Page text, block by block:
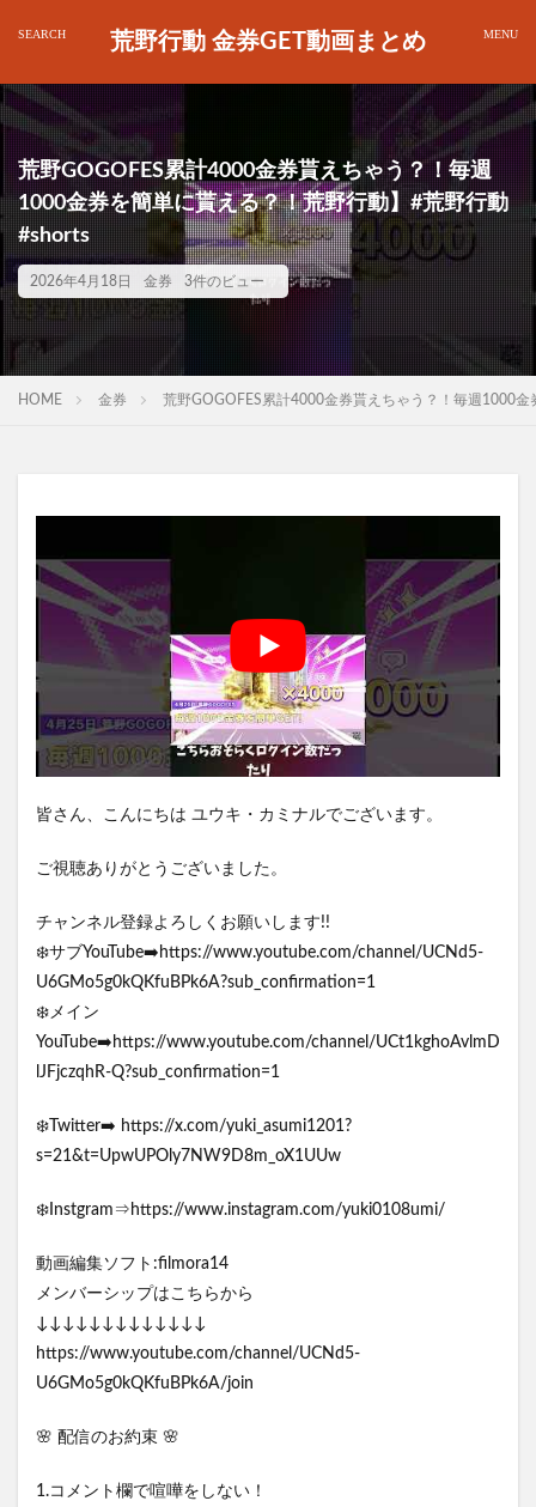
荒野行動 金券GET動画まとめ
荒野GOGOFES累計4000金券貰えちゃう？！毎週
1000金券を簡単に貰える？！荒野行動】#荒野行動
#shorts
2026年4月18日 金券 3件のビュー
HOME 金券 荒野GOGOFES累計4000金券貰えちゃう？！毎週1000
皆さん、こんにちは ユウキ・カミナルでございます。
ご視聴ありがとうございました。
チャンネル登録よろしくお願いします!!
❄️サブYouTube➡️https://www.youtube.com/channel/UCNd5-
U6GMo5g0kQKfuBPk6A?sub_confirmation=1
❄️メイン
YouTube➡️https://www.youtube.com/channel/UCt1kghoAvlmD
lJFjczqhR-Q?sub_confirmation=1
❄️Twitter➡️ https://x.com/yuki_asumi1201?
s=21&t=UpwUPOly7NW9D8m_oX1UUw
❄️Instgram⇒https://www.instagram.com/yuki0108umi/
動画編集ソフト:filmora14
メンバーシップはこちらから
↓↓↓↓↓↓↓↓↓↓↓↓↓
https://www.youtube.com/channel/UCNd5-
U6GMo5g0kQKfuBPk6A/join
🌸 配信のお約束 🌸
1.コメント欄で喧嘩をしない！